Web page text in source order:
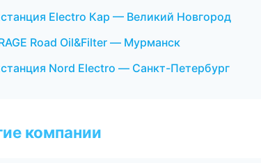
Electro Кар — Великий Новгород
Road Oil&Filter — Мурманск
Nord Electro — Санкт-Петербург
компании